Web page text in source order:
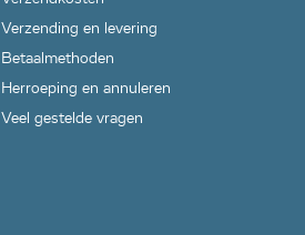
Verzending en levering
Betaalmethoden
Herroeping en annuleren
Veel gestelde vragen